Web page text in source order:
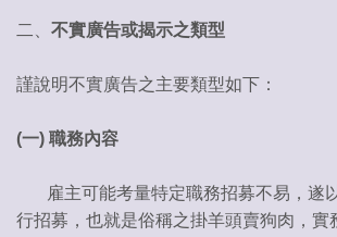
二、 不實廣告或揭示之類型
謹說明不實廣告之主要類型如下：
(一) 職務內容
雇主可能考量特定職務招募不易，遂
行招募，也就是俗稱之掛羊頭賣狗肉，實